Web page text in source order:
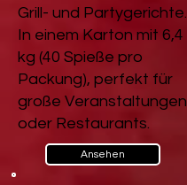
Grill- und Partygerichte.
In einem Karton mit 6,4
kg (40 Spieße pro
Packung), perfekt für
große Veranstaltungen
oder Restaurants.
Ansehen